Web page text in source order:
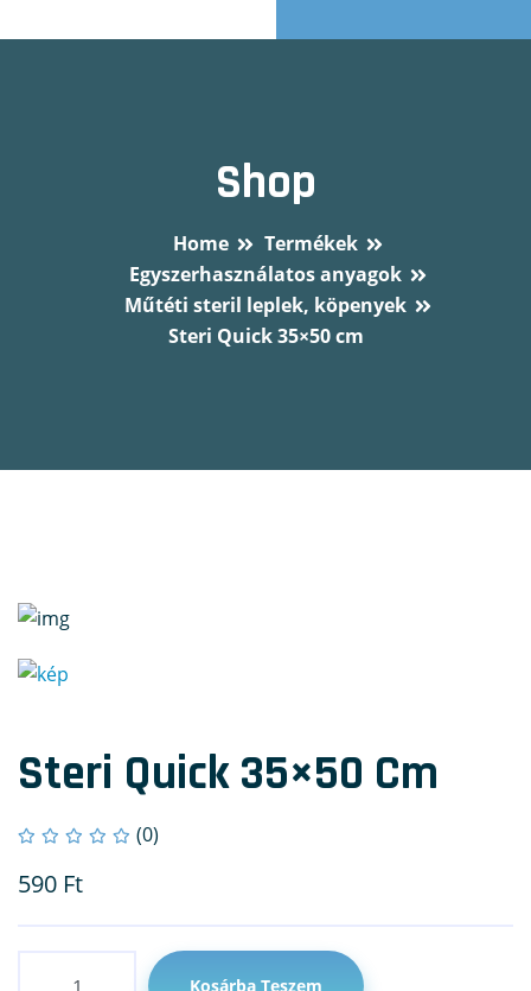
Shop
Home
Termékek
Egyszerhasználatos anyagok
Műtéti steril leplek, köpenyek
Steri Quick 35×50 cm
Steri Quick 35×50 Cm
(0)
590 Ft
Kosárba Teszem